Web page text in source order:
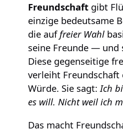
Freundschaft gibt
einzige bedeutsame
die auffreier Wahl
seine Freunde — und
Diese gegenseitige
verleiht Freundschaft
Würde. Sie sagt:Ich
es will. Nicht weil ich
Das macht